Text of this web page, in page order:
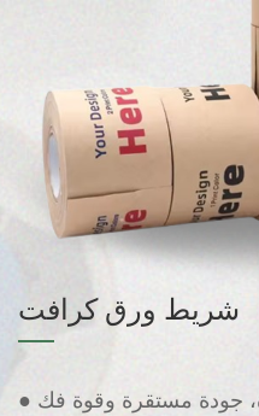
شريط ورق كرافت
● الميزة: قوة تثبيت ممتازة، جودة مستقرة وقوة فك